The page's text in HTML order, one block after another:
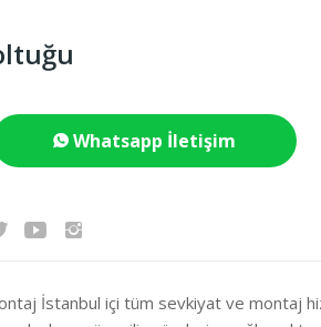
Whatsapp İletişim
İstanbul içi tüm sevkiyat ve montaj